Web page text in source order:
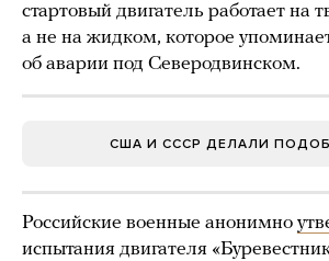
стартовый двигатель работает на
а не на жидком, которое
об аварии под Северодвинском.
США И СССР ДЕЛАЛИ
Российские военные анонимно
испытания двигателя